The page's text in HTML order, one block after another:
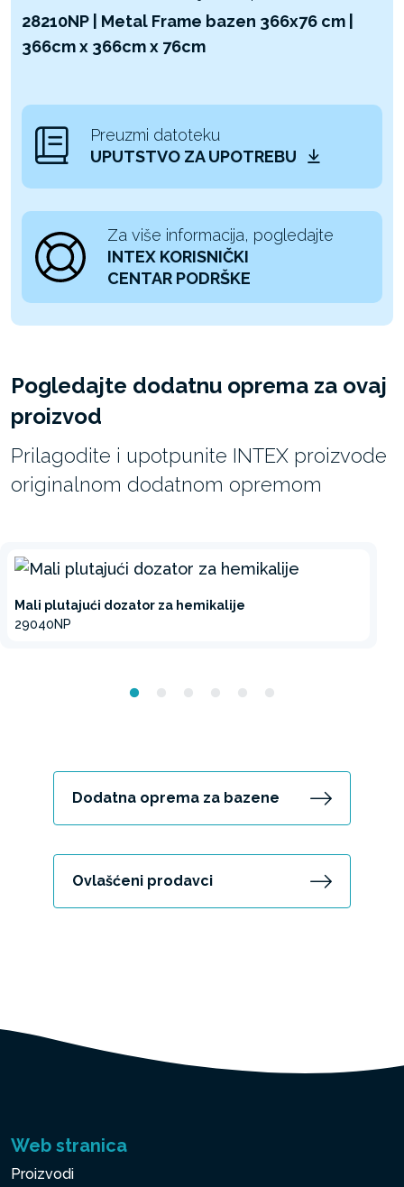
28210NP | Metal Frame bazen 366x76 cm |
366cm x 366cm x 76cm
Preuzmi datoteku
UPUTSTVO ZA UPOTREBU
Za više informacija, pogledajte
INTEX KORISNIČKI
CENTAR PODRŠKE
Pogledajte dodatnu oprema za ovaj
proizvod
Prilagodite i upotpunite INTEX proizvode
originalnom dodatnom opremom
Mali plutajući dozator za hemikalije
29040NP
Dodatna oprema za bazene
Ovlašćeni prodavci
Web stranica
Proizvodi